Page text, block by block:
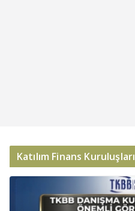
Katılım Finans Kuruluşları